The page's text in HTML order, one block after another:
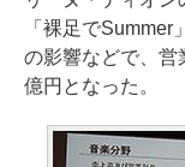
「裸足で
の影響などで、営
億円となった。